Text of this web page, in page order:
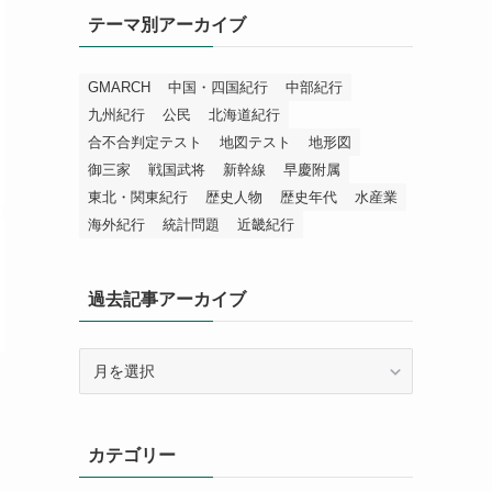
テーマ別アーカイブ
GMARCH 中国・四国紀行
中部紀行
九州紀行
公民
北海道紀行
合不合判定テスト
地図テスト
地形図
御三家
戦国武将 新幹線
早慶附属
東北・関東紀行
歴史人物 歴史年代
水産業
海外紀行
統計問題 近畿紀行
過去記事アーカイブ
ア
ー
カテゴリー